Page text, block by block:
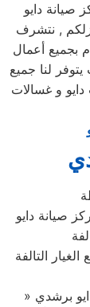
صيانة دايو
, نتشرف
بجميع أعمال
لنا جميع
دايو و غسالات
صيانة دايو
التالفة